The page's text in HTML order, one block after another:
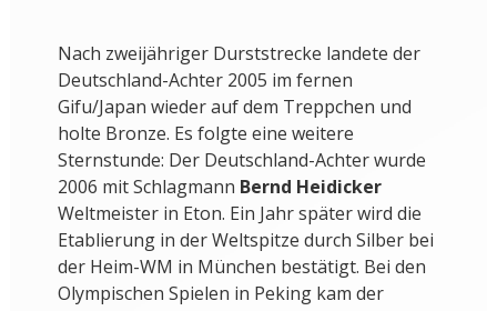
Nach zweijähriger Durststrecke landete der
Deutschland-Achter 2005 im fernen
Gifu/Japan wieder auf dem Treppchen und
holte Bronze. Es folgte eine weitere
Sternstunde: Der Deutschland-Achter wurde
2006 mit Schlagmann Bernd Heidicker
Weltmeister in Eton. Ein Jahr später wird die
Etablierung in der Weltspitze durch Silber bei
der Heim-WM in München bestätigt. Bei den
Olympischen Spielen in Peking kam der